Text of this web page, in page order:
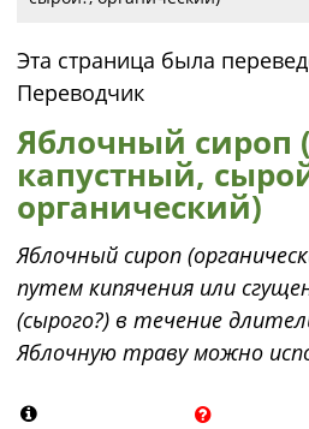
Эта страница была
Переводчик
Яблочный сироп
капустный,
органический)
Яблочный сироп
путем кипячения или
(сырого?) в течение
Яблочную траву можно